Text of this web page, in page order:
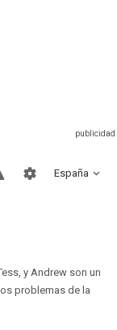
España
y Andrew son un
problemas de la